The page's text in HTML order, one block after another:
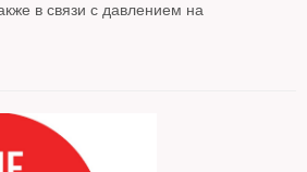
в связи с давлением на